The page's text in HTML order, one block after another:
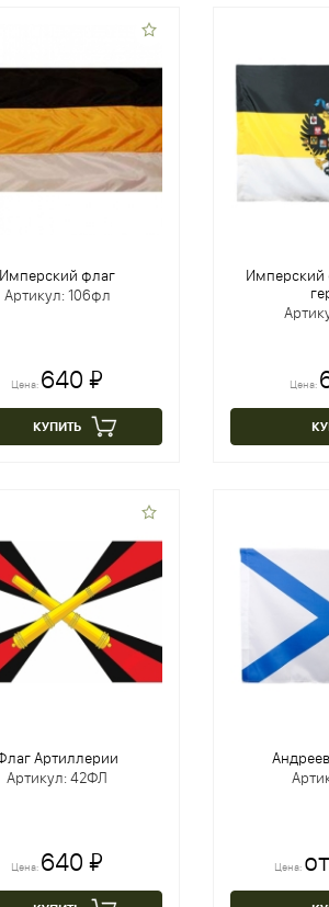
Имперский флаг
Артикул: 106фл
Цена: 640 ₽
КУПИТЬ
Имперский
Цена:
Артиллерии
Артикул: 42ФЛ
Цена: 640 ₽ Цена: